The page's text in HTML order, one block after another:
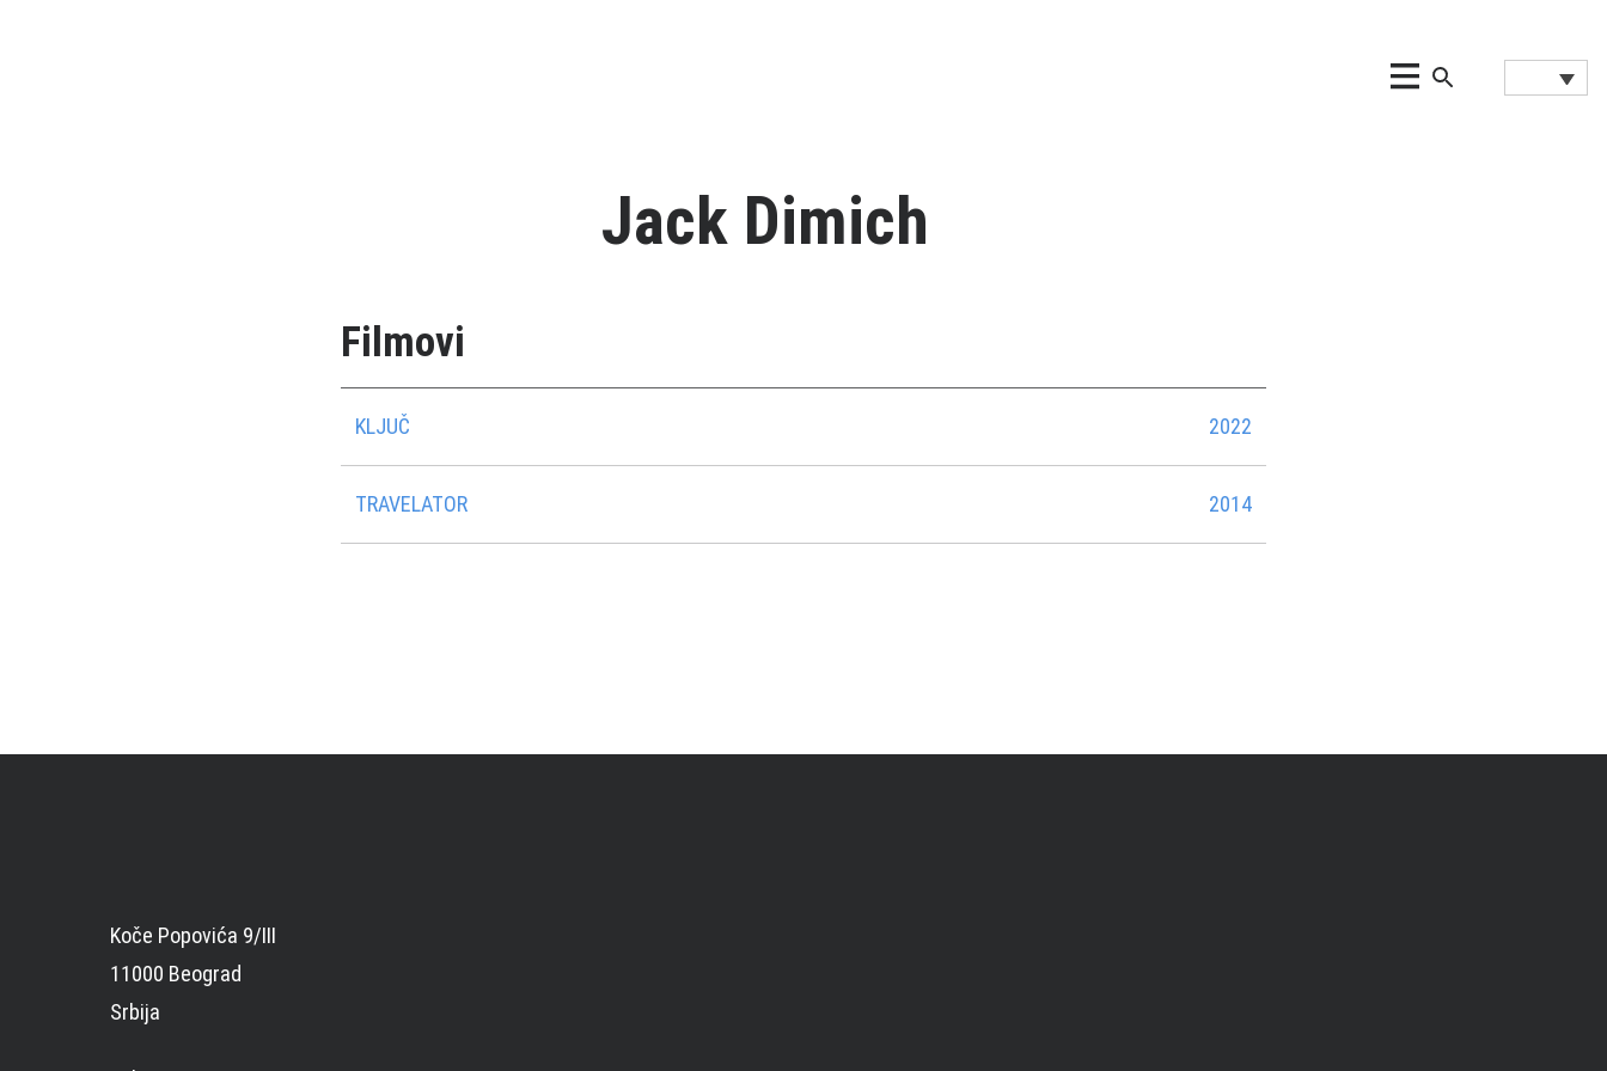
Jack Dimich
Filmovi
KLJUČ 2022
TRAVELATOR 2014
Koče Popovića 9/III
11000 Beograd
Srbija